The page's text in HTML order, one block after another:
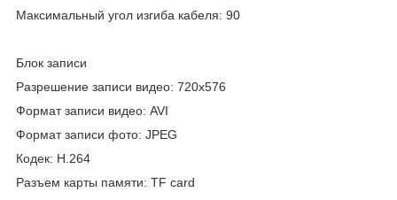
Максимальный угол изгиба кабеля: 90
Блок записи
Разрешение записи видео: 720х576
Формат записи видео: AVI
Формат записи фото: JPEG
Кодек: Н.264
Разъем карты памяти: TF card